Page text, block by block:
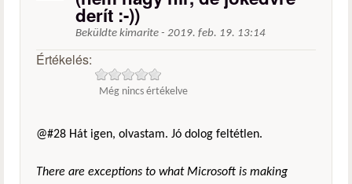
derít :-))
Beküldte kimarite - 2019. feb. 19. 13:14
Értékelés:
Még nincs értékelve
@#28 Hát igen, olvastam. Jó dolog feltétlen.
There are exceptions to what Microsoft is making